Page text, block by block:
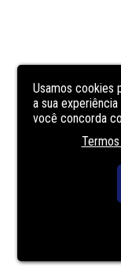
Usamos cookies
a sua
você concorda